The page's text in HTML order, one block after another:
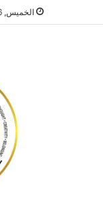
الخميس, 6 أغسطس 2026